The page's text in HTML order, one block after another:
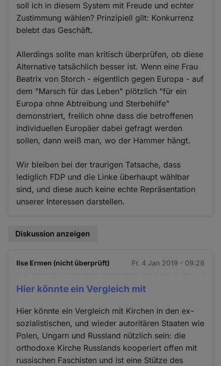
soll ich in diesem System mit Freude und echter
Zustimmung wählen? Prinzipiell gilt: Konkurrenz
belebt das Geschäft.
Allerdings sollte man kritisch überprüfen, ob diese
Alternative tatsächlich besser ist. Wenn eine Frau
Beatrix von Storch - eigentlich gegen Europa - auf
dem "Marsch für das Leben" plötzlich "für ein
Europa ohne Abtreibung und Sterbehilfe"
demonstriert, freilich ohne dass die betroffenen
individuellen Europäer dabei gefragt werden
sollen, dann weiß man, wo der Hammer hängt.
Wir bleiben bei der traurigen Tatsache, dass
lediglich FDP und die Linke überhaupt wählbar
sind, und diese auch keine echte Repräsentation
unserer Interessen darstellen.
Diskussion anzeigen
Ilse Ermen (nicht überprüft) Fr. 4 Jan 2019 - 09:26
Hier könnte ein Vergleich mit
Hier könnte ein Vergleich mit Kirchen in den ex-
sozialistischen, und wieder autoritären Staaten wie
Polen, Ungarn und Russland nützlich sein: die
orthodoxe Kirche Russlands kooperiert offen mit
russischen Faschisten und ist eine Stütze des